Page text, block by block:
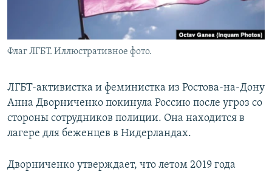
Флаг ЛГБТ. Иллюстративное фото.
ЛГБТ-активистка и феминистка из Ростова-на-Дону
Анна Дворниченко покинула Россию после угроз со
стороны сотрудников полиции. Она находится в
лагере для беженцев в Нидерландах.
Дворниченко утверждает, что летом 2019 года